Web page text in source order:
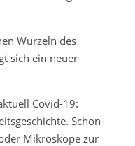
Wurzeln des
sich ein neuer
Covid-19:
Schon
Mikroskope zur